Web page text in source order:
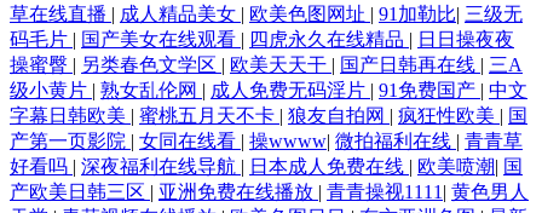
草在线直播 | 成人精品美女 | 欧美色图网址 | 91加勒比| 三级无
码毛片 | 国产美女在线观看 | 四虎永久在线精品 | 日日操夜夜
操蜜臀 | 另类春色文学区 | 欧美天天干 | 国产日韩再在线 | 三A
级小黄片 | 熟女乱伦网 | 成人免费无码淫片 | 91免费国产 | 中文
字幕日韩欧美 | 蜜桃五月天不卡 | 狼友自拍网 | 疯狂性欧美 | 国
产第一页影院 | 女同在线看 | 操wwww| 微拍福利在线 | 青青草
好看吗 | 深夜福利在线导航 | 日本成人免费在线 | 欧美喷潮| 国
产欧美日韩三区 | 亚洲免费在线播放 | 青青操视1111 | 黄色男人